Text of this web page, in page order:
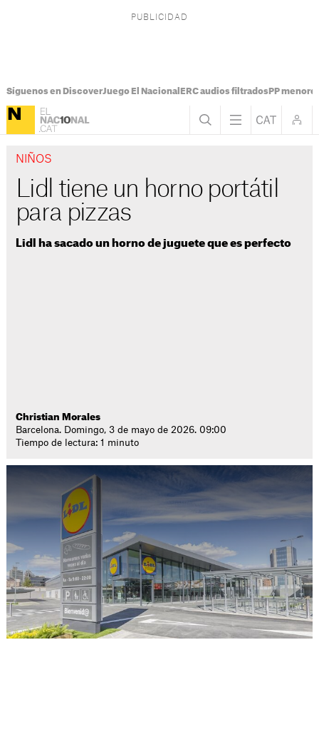
Síguenos en DiscoverJuego El Nacional ERC audios filtradosPP
NIÑOS
Lidl tiene un horno portátil
para pizzas
Lidl ha sacado un horno de juguete que es perfecto
Christian Morales
Barcelona. Domingo, 3 de mayo de 2026. 09:00
Tiempo de lectura: 1 minuto